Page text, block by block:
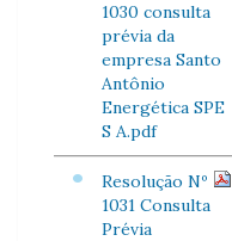
1030 consulta
prévia da
empresa Santo
Antônio
Energética SPE
S A.pdf
Resolução Nº
1031 Consulta
Prévia